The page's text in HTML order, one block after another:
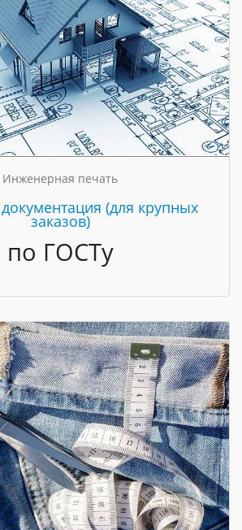
Инженерная печать
(для крупных
заказов)
по ГОСТу